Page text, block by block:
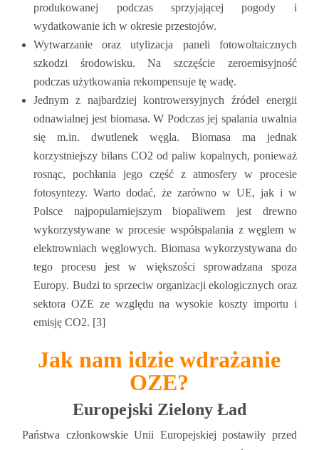
produkowanej podczas sprzyjającej pogody i
wydatkowanie ich w okresie przestojów.
Wytwarzanie oraz utylizacja paneli fotowoltaicznych
szkodzi środowisku. Na szczęście zeroemisyjność
podczas użytkowania rekompensuje tę wadę.
Jednym z najbardziej kontrowersyjnych źródeł energii
odnawialnej jest biomasa. W Podczas jej spalania uwalnia
się m.in. dwutlenek węgla. Biomasa ma jednak
korzystniejszy bilans CO2 od paliw kopalnych, ponieważ
rosnąc, pochłania jego część z atmosfery w procesie
fotosyntezy. Warto dodać, że zarówno w UE, jak i w
Polsce najpopularniejszym biopaliwem jest drewno
wykorzystywane w procesie współspalania z węglem w
elektrowniach węglowych. Biomasa wykorzystywana do
tego procesu jest w większości sprowadzana spoza
Europy. Budzi to sprzeciw organizacji ekologicznych oraz
sektora OZE ze względu na wysokie koszty importu i
emisję CO2. [3]
Jak nam idzie wdrażanie
OZE?
Europejski Zielony Ład
Państwa członkowskie Unii Europejskiej postawiły przed